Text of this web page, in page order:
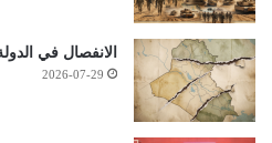
الانفصال في
2026-07-29